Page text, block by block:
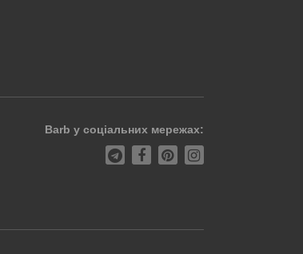
Barb у соціальних мережах: